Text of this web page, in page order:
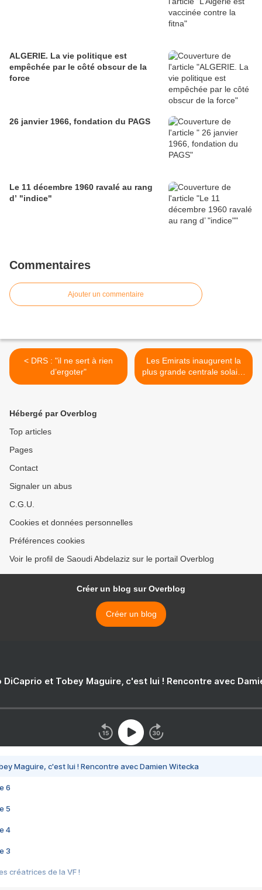
ALGERIE. La vie politique est
empêchée par le côté obscur de la
force
26 janvier 1966, fondation du PAGS
Le 11 décembre 1960 ravalé au rang
d’ "indice"
Commentaires
Ajouter un commentaire
< DRS : "il ne sert à rien
d’ergoter"
Les Emirats inaugurent la
plus grande centrale solaire
à concentration au monde >
Hébergé par Overblog
Top articles
Pages
Contact
Signaler un abus
C.G.U.
Cookies et données personnelles
Préférences cookies
Voir le profil de Saoudi Abdelaziz sur le portail Overblog
Créer un blog sur Overblog
Créer un blog
DiCaprio et Tobey Maguire, c'est lui ! Rencontre avec
Maguire, c'est lui ! Rencontre avec Damien Witecka
6
5
4
3
créatrices de la VF !